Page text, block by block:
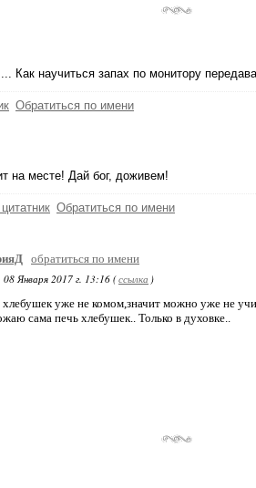
научиться запах по монитору
Обратиться по имени
на месте! Дай бог, доживем!
Обратиться по имени
обратиться по имени
08 Января 2017 г. 13:16 (ссылка )
уже не комом,значит можно уже не
сама печь хлебушек.. Только в духовке..